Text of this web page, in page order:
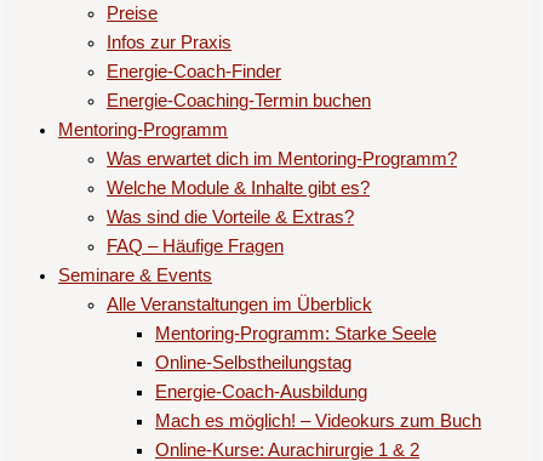
Preise
Infos zur Praxis
Energie-Coach-Finder
Energie-Coaching-Termin buchen
Mentoring-Programm
Was erwartet dich im Mentoring-Programm?
Welche Module & Inhalte gibt es?
Was sind die Vorteile & Extras?
FAQ – Häufige Fragen
Seminare & Events
Alle Veranstaltungen im Überblick
Mentoring-Programm: Starke Seele
Online-Selbstheilungstag
Energie-Coach-Ausbildung
Mach es möglich! – Videokurs zum Buch
Online-Kurse: Aurachirurgie 1 & 2